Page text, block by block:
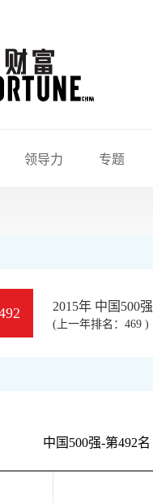
领导力 专题
2015年 中国500强
(上一年排名：469 )
中国500强-第492名